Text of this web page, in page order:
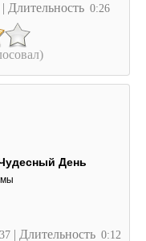
| Длительность 0:26
День
| Длительность 0:12